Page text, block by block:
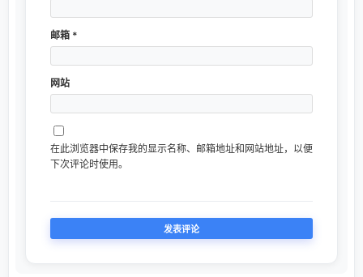
邮箱 *
网站
在此浏览器中保存我的显示名称、邮箱地址和网站地址，以便
下次评论时使用。